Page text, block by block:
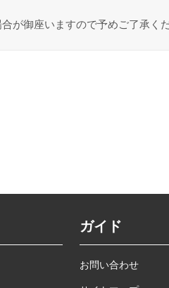
が御座いますので予めご了承くだ
ガイド
お問い合わせ